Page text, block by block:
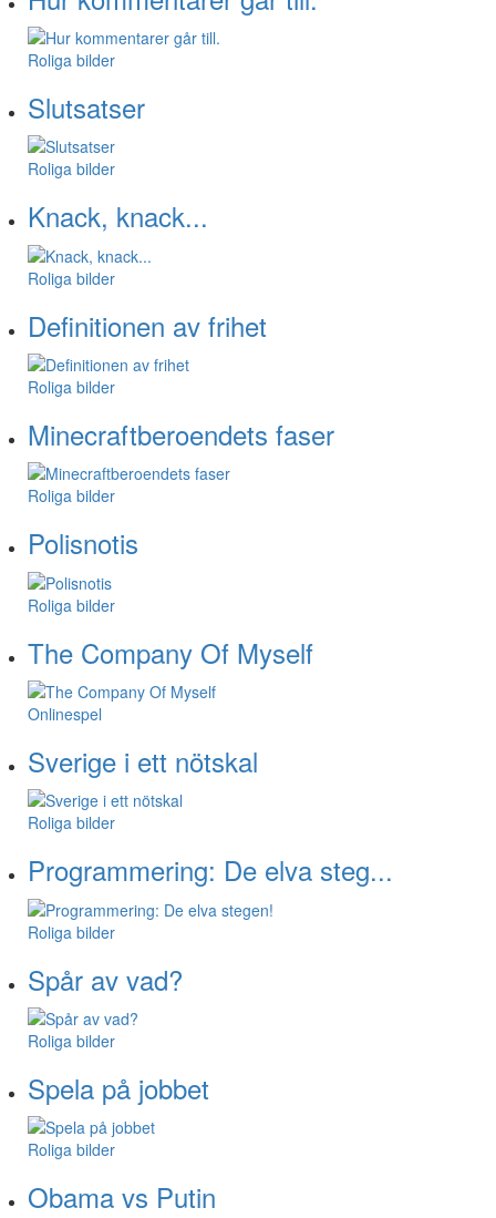
Roliga bilder
Slutsatser
Roliga bilder
Knack, knack...
Roliga bilder
Definitionen av frihet
Roliga bilder
Minecraftberoendets faser
Roliga bilder
Polisnotis
Roliga bilder
The Company Of Myself
Onlinespel
Sverige i ett nötskal
Roliga bilder
Programmering: De elva steg...
Roliga bilder
Spår av vad?
Roliga bilder
Spela på jobbet
Roliga bilder
Obama vs Putin